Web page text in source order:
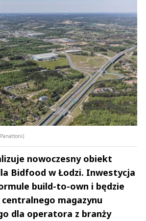
nowoczesny obiekt
Bidfood w Łodzi. Inwestycja
build-to-own i będzie
centralnego magazynu
dla operatora z branży